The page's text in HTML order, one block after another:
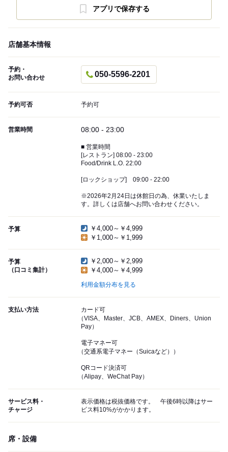
アプリで保存する
店舗基本情報
予約・
お問い合わせ
050-5596-2201
予約可否 予約可
営業時間 08:00 - 23:00
■ 営業時間
[レストラン] 08:00 - 23:00
Food/Drink L.O. 22:00
[ロックショップ] 09:00 - 22:00
※2026年2月24日は休館日の為、休業いたしま
す。詳しくは店舗へお問い合わせください。
予算
￥4,000～￥4,999
￥1,000～￥1,999
予算
（口コミ集計）
￥2,000～￥2,999
￥4,000～￥4,999
利用金額分布を見る
支払い方法
カード可
（VISA、Master、JCB、AMEX、Diners、Union
Pay）
電子マネー可
（交通系電子マネー（Suicaなど））
QRコード決済可
（Alipay、WeChat Pay）
サービス料・
チャージ
表示価格は税抜価格です。 午後6時以降はサー
ビス料10%がかかります。
席・設備